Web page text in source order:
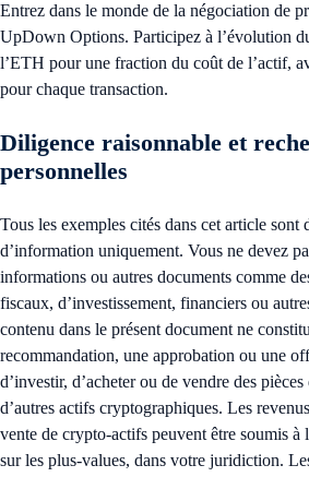
Entrez dans le monde de la négociation de
UpDown Options. Participez à l’évolution
l’ETH pour une fraction du coût de l’actif,
pour chaque transaction.
Diligence raisonnable et
personnelles
Tous les exemples cités dans cet article sont
d’information uniquement. Vous ne devez
informations ou autres documents comme
fiscaux, d’investissement, financiers ou
contenu dans le présent document ne
recommandation, une approbation ou une
d’investir, d’acheter ou de vendre des
d’autres actifs cryptographiques. Les
vente de crypto-actifs peuvent être soumis à
sur les plus-values, dans votre juridiction.